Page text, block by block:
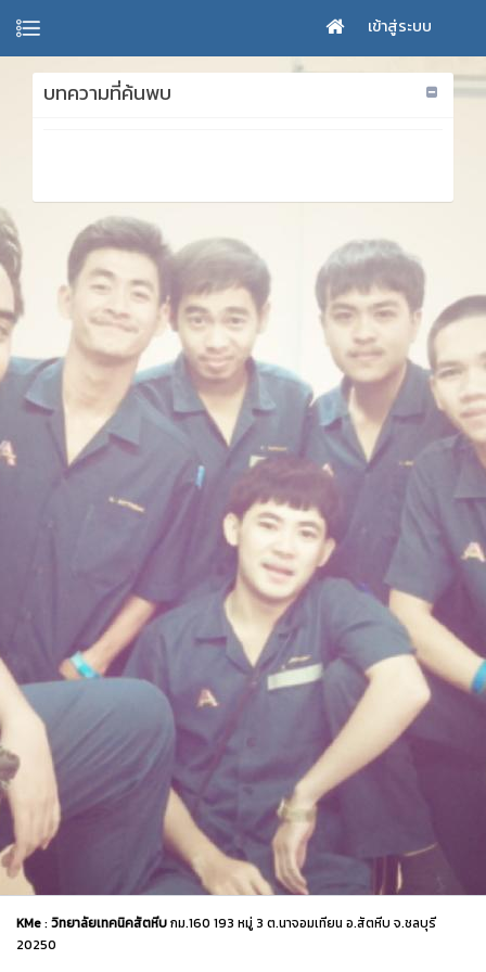
เข้าสู่ระบบ
บทความที่ค้นพบ
KMe: วิทยาลัยเทคนิคสัตหีบกม.160 193 หมู่ 3 ต.นาจอมเทียน อ.สัตหีบ จ.ชลบุรี
20250